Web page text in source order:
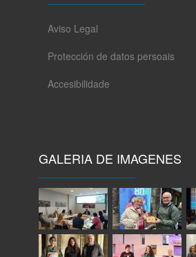
Aviso Legal
Protección de datos persoais
Accesibilidade
GALERIA DE IMAGENES